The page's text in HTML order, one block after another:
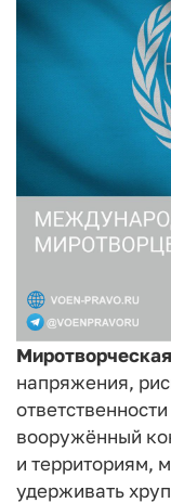
напряжения,
вооружённый
и территориям,
удерживать